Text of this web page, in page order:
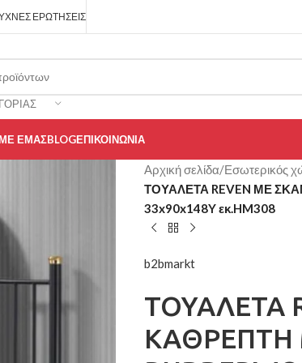
ΕΡΩΤΉΣΕΙΣ
ΕΜΆΣBLOGΕΠΙΚΟΙΝΩΝΊΑ
Αρχική σελίδα/Εσωτερικός
ΤΟΥΑΛΕΤΑ REVEN ΜΕ
33x90x148Y εκ.HM308
b2bmarkt
ΤΟΥΑΛΕΤΑ
ΚΑΘΡΕΠΤΗ